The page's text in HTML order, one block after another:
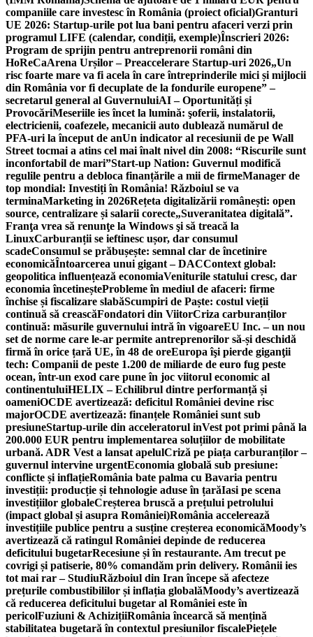
companiile care investesc în România (proiect oficial)Granturi
UE 2026: Startup-urile pot lua bani pentru afaceri verzi prin
programul LIFE (calendar, condiții, exemple)Înscrieri 2026:
Program de sprijin pentru antreprenorii români din
HoReCaArena Urșilor – Preaccelerare Startup-uri 2026„Un
risc foarte mare va fi acela în care întreprinderile mici și mijlocii
din România vor fi decuplate de la fondurile europene” –
secretarul general al GuvernuluiAI – Oportunități și
ProvocăriMeseriile ies încet la lumină: şoferii, instalatorii,
electricienii, coafezele, mecanicii auto dublează numărul de
PFA-uri la început de anUn indicator al recesiunii de pe Wall
Street tocmai a atins cel mai înalt nivel din 2008: “Riscurile sunt
inconfortabil de mari”Start-up Nation: Guvernul modifică
regulile pentru a debloca finanțările a mii de firmeManager de
top mondial: Investiți în România! Războiul se va
terminaMarketing in 2026Rețeta digitalizării românești: open
source, centralizare și salarii corecte„Suveranitatea digitală”.
Franţa vrea să renunţe la Windows şi să treacă la
LinuxCarburanții se ieftinesc ușor, dar consumul
scadeConsumul se prăbușește: semnal clar de încetinire
economicăÎntoarcerea unui gigant – DACContext global:
geopolitica influențează economiaVeniturile statului cresc, dar
economia încetineșteProbleme în mediul de afaceri: firme
închise și fiscalizare slabăScumpiri de Paște: costul vieții
continuă să creascăFondatori din ViitorCriza carburanților
continuă: măsurile guvernului intră în vigoareEU Inc. – un nou
set de norme care le-ar permite antreprenorilor să-și deschidă
firmă în orice țară UE, în 48 de oreEuropa îşi pierde giganţii
tech: Companii de peste 1.200 de miliarde de euro fug peste
ocean, într-un exod care pune în joc viitorul economic al
continentuluiHELIX – Echilibrul dintre performanță și
oameniOCDE avertizează: deficitul României devine risc
majorOCDE avertizează: finanțele României sunt sub
presiuneStartup-urile din acceleratorul inVest pot primi până la
200.000 EUR pentru implementarea soluțiilor de mobilitate
urbană. ADR Vest a lansat apelulCriză pe piața carburanților –
guvernul intervine urgentEconomia globală sub presiune:
conflicte și inflațieRomânia bate palma cu Bavaria pentru
investiții: producție și tehnologie aduse în țarăIasi pe scena
investițiilor globaleCreșterea bruscă a prețului petrolului
(impact global și asupra României)România accelerează
investițiile publice pentru a susține creșterea economicăMoody’s
avertizează că ratingul României depinde de reducerea
deficitului bugetarRecesiune și în restaurante. Am trecut pe
covrigi și patiserie, 80% comandăm prin delivery. Românii ies
tot mai rar – StudiuRăzboiul din Iran începe să afecteze
prețurile combustibililor și inflația globalăMoody’s avertizează
că reducerea deficitului bugetar al României este în
pericolFuziuni & AchizițiiRomânia încearcă să mențină
stabilitatea bugetară în contextul presiunilor fiscalePiețele